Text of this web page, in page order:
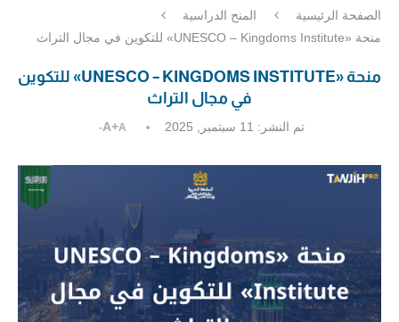
الصفحة الرئيسية
المنح الدراسية
منحة «UNESCO – Kingdoms Institute» للتكوين في مجال التراث
منحة «UNESCO – KINGDOMS INSTITUTE» للتكوين
في مجال التراث
تم النشر: A+A-